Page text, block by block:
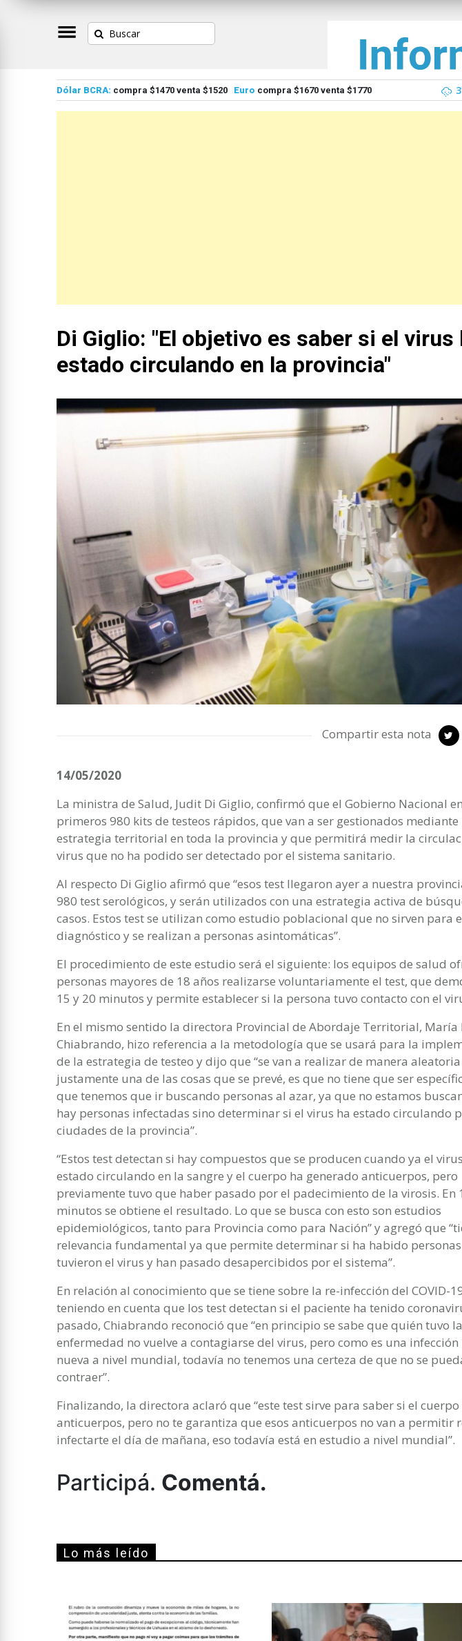
Dólar BCRA: compra $1470 venta $1520 Euro compra $1670 venta $1770
Di Giglio: "El objetivo es saber si el virus
estado circulando en la provincia"
Compartir esta nota
14/05/2020
La ministra de Salud, Judit Di Giglio, confirmó que el Gobierno Nacional
primeros 980 kits de testeos rápidos, que van a ser gestionados mediante
estrategia territorial en toda la provincia y que permitirá medir la
virus que no ha podido ser detectado por el sistema sanitario.
Al respecto Di Giglio afirmó que “esos test llegaron ayer a nuestra
980 test serológicos, y serán utilizados con una estrategia activa de
casos. Estos test se utilizan como estudio poblacional que no sirven para
diagnóstico y se realizan a personas asintomáticas”.
El procedimiento de este estudio será el siguiente: los equipos de salud
personas mayores de 18 años realizarse voluntariamente el test, que
15 y 20 minutos y permite establecer si la persona tuvo contacto con el
En el mismo sentido la directora Provincial de Abordaje Territorial, María
Chiabrando, hizo referencia a la metodología que se usará para la
de la estrategia de testeo y dijo que “se van a realizar de manera
justamente una de las cosas que se prevé, es que no tiene que ser
que tenemos que ir buscando personas al azar, ya que no estamos
hay personas infectadas sino determinar si el virus ha estado circulando
ciudades de la provincia”.
“Estos test detectan si hay compuestos que se producen cuando ya el
estado circulando en la sangre y el cuerpo ha generado anticuerpos, pero
previamente tuvo que haber pasado por el padecimiento de la virosis. En
minutos se obtiene el resultado. Lo que se busca con esto son estudios
epidemiológicos, tanto para Provincia como para Nación” y agregó que
relevancia fundamental ya que permite determinar si ha habido
tuvieron el virus y han pasado desapercibidos por el sistema”.
En relación al conocimiento que se tiene sobre la re-infección del COVID-
teniendo en cuenta que los test detectan si el paciente ha tenido
pasado, Chiabrando reconoció que “en principio se sabe que quién tuvo la
enfermedad no vuelve a contagiarse del virus, pero como es una
nueva a nivel mundial, todavía no tenemos una certeza de que no se
contraer”.
Finalizando, la directora aclaró que “este test sirve para saber si el cuerpo
anticuerpos, pero no te garantiza que esos anticuerpos no van a permitir
infectarte el día de mañana, eso todavía está en estudio a nivel mundial”.
Participá. Comentá.
Lo más leído